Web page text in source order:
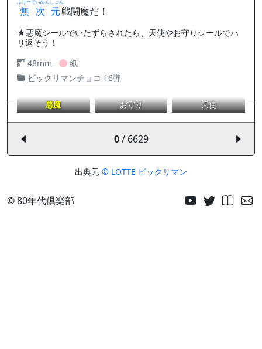
無次元
ふりーでぃめんしょん
戦闘魔だ！
★悪魔シールでいたずらされたら、天使やお守りシールでハ
リ返そう！
48mm
紙
ビックリマンチョコ 16弾
悪魔 お守り 天使
0/ 6629
出典元 © LOTTE ビックリマン
© 80年代倶楽部